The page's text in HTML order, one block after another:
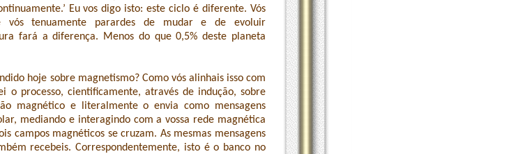
Eu vos digo isto: este ciclo é diferente. Vós
vós tenuamente parardes de mudar e de evoluir
fará a diferença. Menos do que 0,5% deste planeta
hoje sobre magnetismo? Como vós alinhais isso com
o processo, cientificamente, através de indução, sobre
magnético e literalmente o envia como mensagens
mediando e interagindo com a vossa rede magnética
campos magnéticos se cruzam. As mesmas mensagens
recebeis. Correspondentemente, isto é o banco no